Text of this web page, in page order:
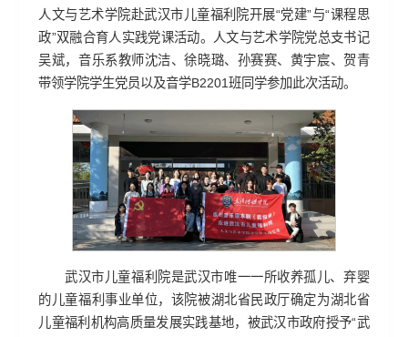
人文与艺术学院赴武汉市儿童福利院开展“党建”与“课程思
政”双融合育人实践党课活动。
人文与艺术学院党总支书记
吴斌，音乐系教师沈洁、徐晓璐、孙赛赛、黄宇宸、贺青
带领学院学生党员以及音学B2201班同学参加此次活动。
武汉市儿童福利院是武汉市唯一一所收养孤儿、弃婴
的儿童福利事业单位，该院被湖北省民政厅确定为湖北省
儿童福利机构高质量发展实践基地，被武汉市政府授予“武